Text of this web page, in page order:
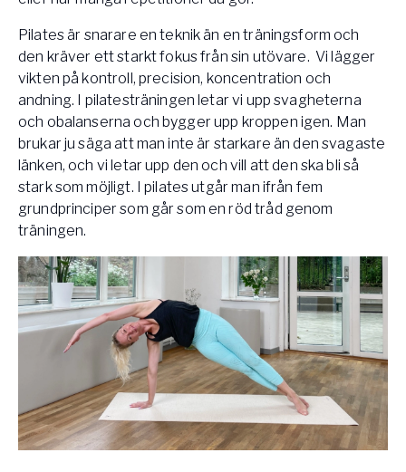
Pilates är snarare en teknik än en träningsform och
den kräver ett starkt fokus från sin utövare. Vi lägger
vikten på kontroll, precision, koncentration och
andning. I pilatesträningen letar vi upp svagheterna
och obalanserna och bygger upp kroppen igen. Man
brukar ju säga att man inte är starkare än den svagaste
länken, och vi letar upp den och vill att den ska bli så
stark som möjligt. I pilates utgår man ifrån fem
grundprinciper som går som en röd tråd genom
träningen.